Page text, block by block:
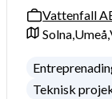
Vattenfall
Solna,Umeå,
Teknisk